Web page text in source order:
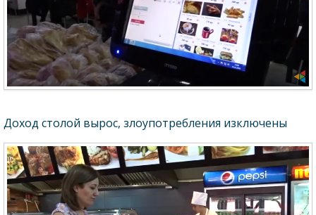
Доход столой вырос, злоупотребления изключены